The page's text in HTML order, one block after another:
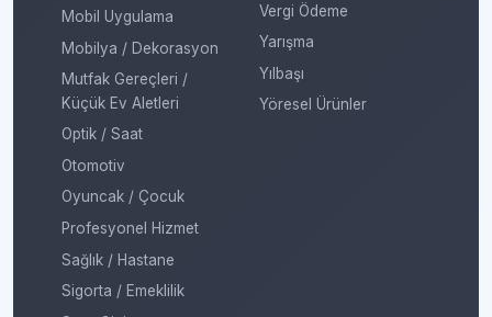
Mobil Uygulama
Mobilya / Dekorasyon
Mutfak Gereçleri /
Küçük Ev Aletleri
Optik / Saat
Otomotiv
Oyuncak / Çocuk
Profesyonel Hizmet
Sağlık / Hastane
Sigorta / Emeklilik
Vergi Ödeme
Yarışma
Yılbaşı
Yöresel Ürünler